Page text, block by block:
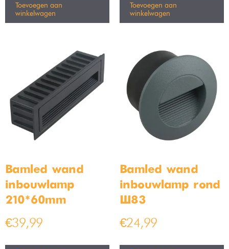
Toevoegen aan
winkelwagen
Toevoegen aan
winkelwagen
Bamled wand
inbouwlamp
210*60mm
€39,99
Bamled wand
inbouwlamp rond
Ø83
€24,99